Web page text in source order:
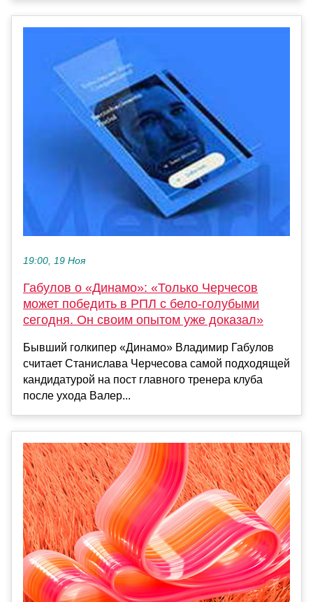
19:00, 19 Ноя
Габулов о «Динамо»: «Только Черчесов
может победить в РПЛ с бело-голубыми
сегодня. Он своим опытом уже доказал»
Бывший голкипер «Динамо» Владимир Габулов
считает Станислава Черчесова самой подходящей
кандидатурой на пост главного тренера клуба
после ухода Валер...